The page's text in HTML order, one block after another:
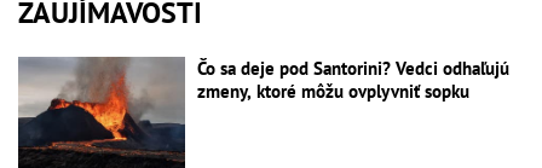
ZAUJÍMAVOSTI
Čo sa deje pod Santorini? Vedci odhaľujú
zmeny, ktoré môžu ovplyvniť sopku